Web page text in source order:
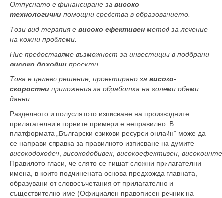
Отпуснато е финансиране за високо
технологични помощни средства в образованието.
Този вид терапия е високо ефективен метод за лечение
на кожни проблеми.
Ние предоставяме възможност за инвестиции в подбрани
високо доходни проекти.
Това е целево решение, проектирано за високо-
скоростни приложения за обработка на големи обеми
данни.
Разделното и полуслятото изписване на производните
прилагателни в горните примери е неправилно. В
платформата „Български езикови ресурси онлайн“ може да
се направи справка за правилното изписване на думите
високодоходен високодобивен високоефективен
Правилото гласи, че слято се пишат сложни прилагателни
имена, в които подчинената основа предхожда главната,
образувани от словосъчетания от прилагателно и
съществително име (Официален правописен речник на